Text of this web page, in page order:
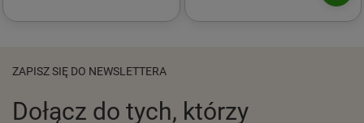
ZAPISZ SIĘ DO NEWSLETTERA
Dołącz do tych, którzy